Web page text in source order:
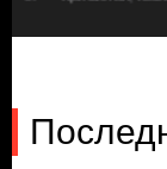
была — он
статуй, а на
от